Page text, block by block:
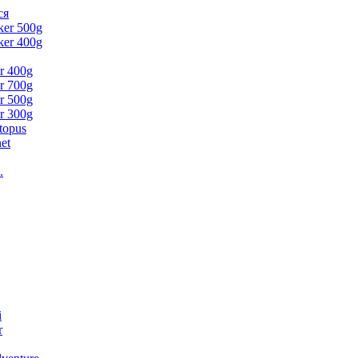
500g
400g
400g
700g
500g
300g